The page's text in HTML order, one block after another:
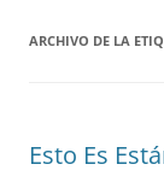
ARCHIVO DE LA
Esto Es